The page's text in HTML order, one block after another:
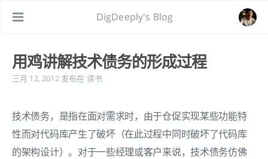
DigDeeply's Blog
用鸡讲解技术债务的形成过程
三月 12, 2012 发布在 读书
技术债务，是指在面对需求时，由于仓促实现某些功能特
性而对代码库产生了破坏（在此过程中同时破坏了代码库
的架构设计）。对于一些经理或客户来说，技术债务仿佛